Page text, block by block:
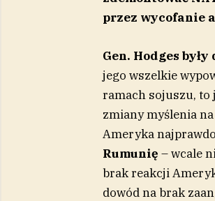
przez wycofanie
Gen. Hodges były
jego wszelkie
ramach sojuszu, to
zmiany myślenia
Ameryka
Rumunię – wcale
brak reakcji
dowód na brak